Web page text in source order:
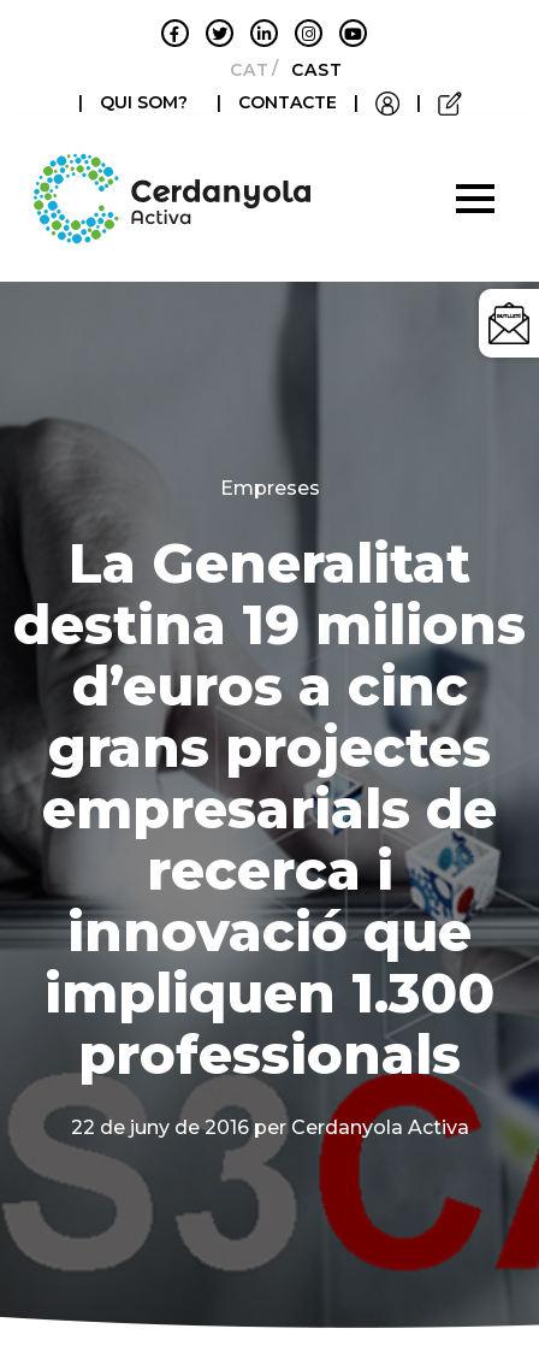
CATALÀCASTELLANO
|
QUI SOM? | CONTACTE | |
Categories
Empreses
La Generalitat
destina 19 milions
d’euros a cinc
grans projectes
empresarials de
recerca i
innovació que
impliquen 1.300
professionals
22 de juny de 2016 per Cerdanyola Activa